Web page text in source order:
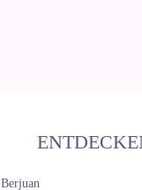
Berjuan